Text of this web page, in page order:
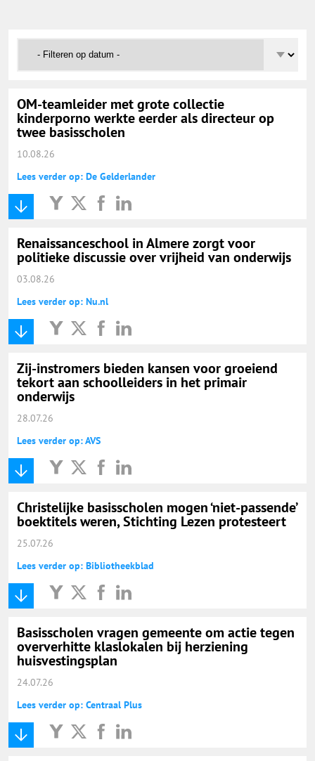
Basisonderwijs
Hoger Onderwijs
MBO
Onderwijs Nieuws Dienst
Yurls.net
Vacaturewijzer Basisonderwijs
OM-teamleider met grote collectie
kinderporno werkte eerder als directeur op
twee basisscholen
10.08.26
Lees verder op: De Gelderlander
Renaissanceschool in Almere zorgt voor
politieke discussie over vrijheid van onderwijs
03.08.26
Lees verder op: Nu.nl
Zij-instromers bieden kansen voor groeiend
tekort aan schoolleiders in het primair
onderwijs
28.07.26
Lees verder op: AVS
Christelijke basisscholen mogen ‘niet-passende’
boektitels weren, Stichting Lezen protesteert
25.07.26
Lees verder op: Bibliotheekblad
Basisscholen vragen gemeente om actie tegen
oververhitte klaslokalen bij herziening
huisvestingsplan
24.07.26
Lees verder op: Centraal Plus